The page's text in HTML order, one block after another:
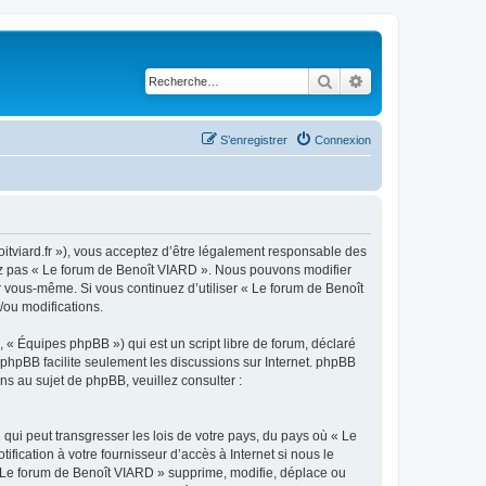
Rechercher
Connexion
S’enregistrer
»), vous acceptez d’être légalement responsable des
« Le forum de Benoît VIARD ». Nous pouvons modifier
même. Si vous continuez d’utiliser « Le forum de Benoît
modifications.
Équipes phpBB ») qui est un script libre de forum, déclaré
facilite seulement les discussions sur Internet. phpBB
au sujet de phpBB, veuillez consulter :
peut transgresser les lois de votre pays, du pays où « Le
à votre fournisseur d’accès à Internet si nous le
forum de Benoît VIARD » supprime, modifie, déplace ou